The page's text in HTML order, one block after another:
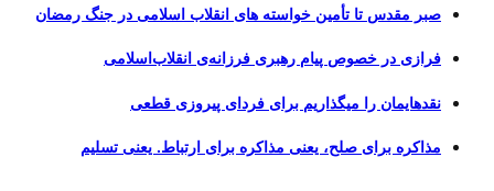
صبر مقدس تا تأمین خواسته های انقلاب اسلامی در جنگ رمضان
فرازی در خصوص پیام رهبری فرزانه‌ی انقلاب‌اسلامی
نقدهایمان را میگذاریم برای فردای پیروزی قطعی
مذاکره برای صلح، یعنی مذاکره برای ارتباط. یعنی تسلیم